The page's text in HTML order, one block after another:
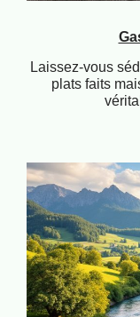
Laissez-vous
plats faits